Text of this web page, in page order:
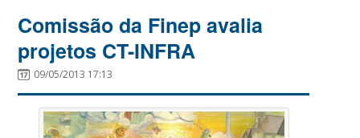
Comissão da Finep avalia
projetos CT-INFRA
09/05/2013 17:13